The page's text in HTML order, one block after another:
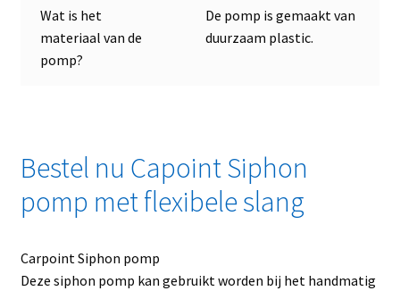
Wat is het
materiaal van de
pomp?
De pomp is gemaakt van
duurzaam plastic.
Bestel nu Capoint Siphon
pomp met flexibele slang
Carpoint Siphon pomp
Deze siphon pomp kan gebruikt worden bij het handmatig